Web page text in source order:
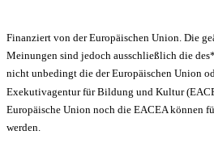
Finanziert von der Europäischen Union. Die
Meinungen sind jedoch ausschließlich die
nicht unbedingt die der Europäischen Union
Exekutivagentur für Bildung und Kultur
Europäische Union noch die EACEA können
werden.